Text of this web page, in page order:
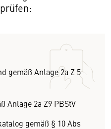
gemäß Anlage 2a Z 5
Anlage 2a Z9 PBStV
gemäß § 10 Abs